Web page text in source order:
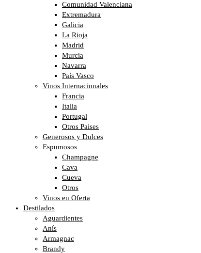
Comunidad Valenciana
Extremadura
Galicia
La Rioja
Madrid
Murcia
Navarra
País Vasco
Vinos Internacionales
Francia
Italia
Portugal
Otros Paises
Generosos y Dulces
Espumosos
Champagne
Cava
Cueva
Otros
Vinos en Oferta
Destilados
Aguardientes
Anís
Armagnac
Brandy